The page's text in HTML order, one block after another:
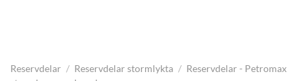
Reservdelar / Reservdelar stormlykta / Reservdelar - Petromax